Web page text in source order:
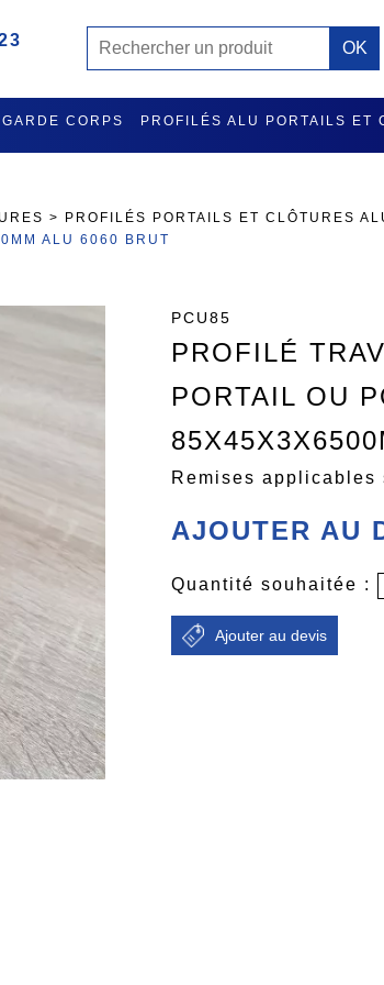
CORPS PROFILÉS ALU PORTAILS ET
> PROFILÉS PORTAILS ET CLÔTURES
ALU 6060 BRUT
PCU85
PROFILÉ
PORTAIL OU
Remises applicables
AJOUTER AU
Quantité souhaitée :